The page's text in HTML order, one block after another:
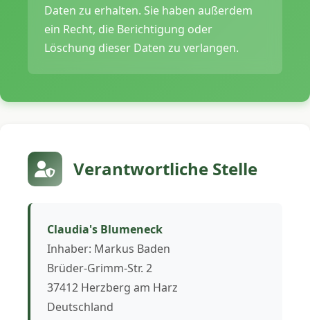
Daten zu erhalten. Sie haben außerdem
ein Recht, die Berichtigung oder
Löschung dieser Daten zu verlangen.
Verantwortliche Stelle
Claudia's Blumeneck
Inhaber: Markus Baden
Brüder-Grimm-Str. 2
37412 Herzberg am Harz
Deutschland